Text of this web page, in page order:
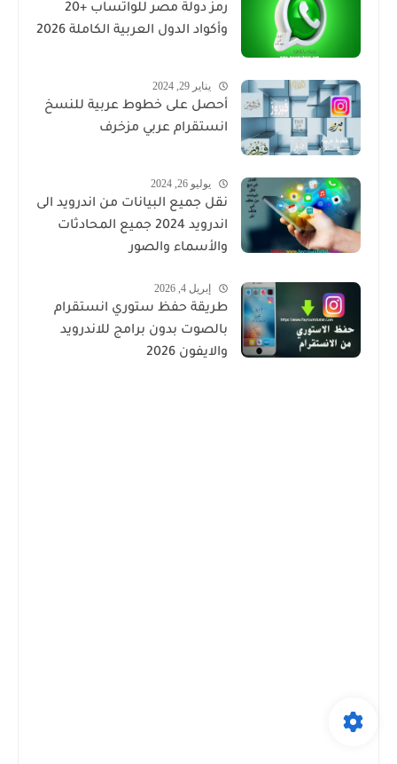
رمز دولة مصر للواتساب +20
وأكواد الدول العربية الكاملة 2026
يناير 29, 2024
أحصل على خطوط عربية للنسخ
انستقرام عربي مزخرف
يوليو 26, 2024
نقل جميع البيانات من اندرويد الى
اندرويد 2024 جميع المحادثات
والأسماء والصور
إبريل 4, 2026
طريقة حفظ ستوري انستقرام
بالصوت بدون برامج للاندرويد
والايفون 2026